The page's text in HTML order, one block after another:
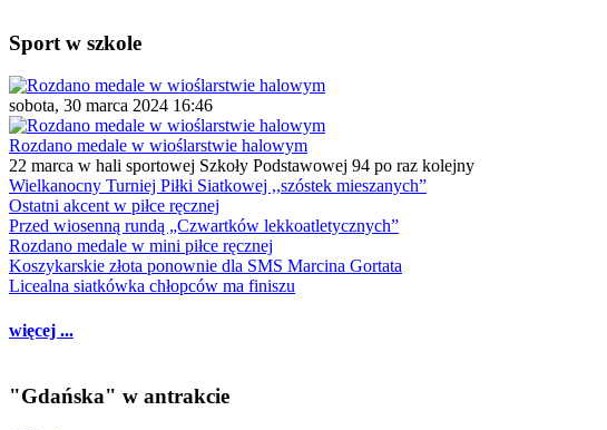
Sport w szkole
sobota, 30 marca 2024 16:46
Rozdano medale w wioślarstwie halowym
22 marca w hali sportowej Szkoły Podstawowej 94 po raz kolejny
Wielkanocny Turniej Piłki Siatkowej ,,szóstek mieszanych”
Ostatni akcent w piłce ręcznej
Przed wiosenną rundą „Czwartków lekkoatletycznych”
Rozdano medale w mini piłce ręcznej
Koszykarskie złota ponownie dla SMS Marcina Gortata
Licealna siatkówka chłopców ma finiszu
więcej ...
"Gdańska" w antrakcie